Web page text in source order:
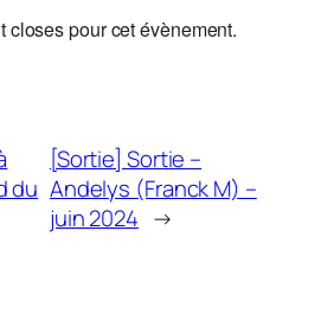
closes pour cet évènement.
du
[Sortie] Sortie –
Andelys (Franck M) –
juin 2024 →